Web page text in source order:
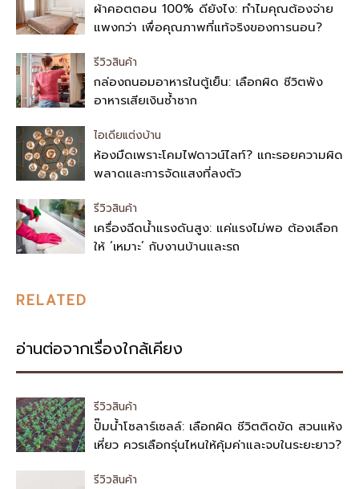
ผ้าคอตตอน 100% ดียังไง: ทำไมคุณต้องจ่าย
แพงกว่า เพื่อคุณภาพที่แท้จริงของการนอน?
รีวิวสินค้า
กล่องถนอมอาหารในตู้เย็น: เลือกผิด ชีวิตพัง
อาหารเสียเงินซ้ำซาก
ไอเดียแต่งบ้าน
ห้องมืดเพราะโคมไฟดาวน์ไลท์? แกะรอยความผิด
พลาดและการจัดแสงที่ลงตัว
รีวิวสินค้า
เครื่องฉีดน้ำแรงดันสูง: แค่แรงไม่พอ ต้องเลือก
ให้ ‘เหมาะ’ กับงานบ้านและรถ
RELATED
อ่านต่อจากเรื่องใกล้เคียง
รีวิวสินค้า
ปั๊มน้ำโซลาร์เซลล์: เลือกผิด ชีวิตติดขัด สวนแห้ง
เหี่ยว ควรเลือกรุ่นไหนให้คุ้มค่าและจบในระยะยาว?
รีวิวสินค้า